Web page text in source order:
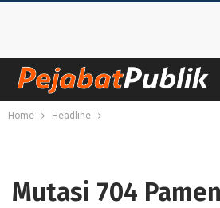
Home Headline
Mutasi 704